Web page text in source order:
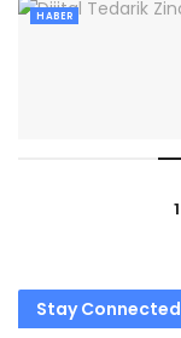
HABER
1
Stay Connected